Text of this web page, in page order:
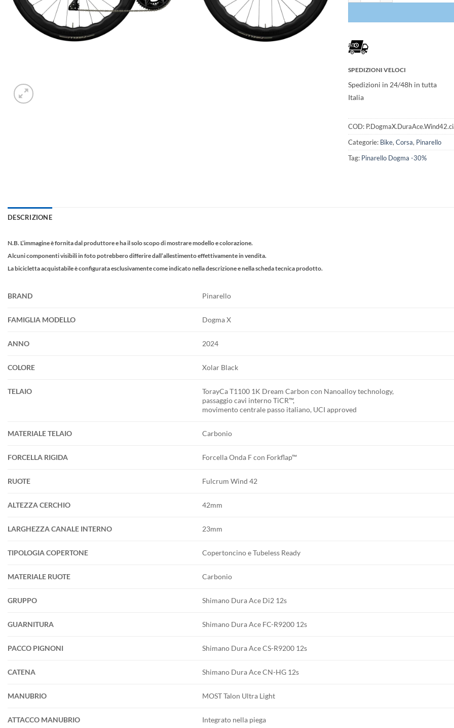
SPEDIZIONI VELOCI
Spedizioni in 24/48h in tutta
Italia
COD:
Categorie: Bike, Corsa, Pinarello
Tag: Pinarello Dogma -30%
DESCRIZIONE
N.B. L’immagine è fornita dal produttore e ha il solo scopo di mostrare modello e colorazione.
Alcuni componenti visibili in foto potrebbero differire dall’allestimento effettivamente in vendita.
La bicicletta acquistabile è configurata esclusivamente come indicato nella descrizione e nella scheda tecnica prodotto.
BRAND Pinarello
FAMIGLIA MODELLO Dogma X
ANNO 2024
COLORE Xolar Black
TELAIO
TorayCa T1100 1K Dream Carbon con Nanoalloy technology,
passaggio cavi interno TiCR™,
movimento centrale passo italiano, UCI approved
MATERIALE TELAIO Carbonio
FORCELLA RIGIDA Forcella Onda F con Forkflap™
RUOTE Fulcrum Wind 42
ALTEZZA CERCHIO 42mm
LARGHEZZA CANALE INTERNO 23mm
TIPOLOGIA COPERTONE Copertoncino e Tubeless Ready
MATERIALE RUOTE Carbonio
GRUPPO Shimano Dura Ace Di2 12s
GUARNITURA Shimano Dura Ace FC-R9200 12s
PACCO PIGNONI Shimano Dura Ace CS-R9200 12s
CATENA Shimano Dura Ace CN-HG 12s
MANUBRIO MOST Talon Ultra Light
ATTACCO MANUBRIO Integrato nella piega